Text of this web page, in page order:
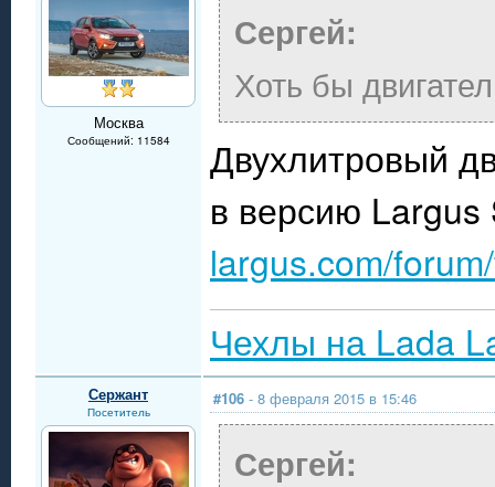
Москва
Сообщений: 11584
Сергей:
Хоть бы
Двухлитровый
в версию
largus.com/
Чехлы на Lada
Сержант
Посетитель
#106 - 8 февраля 2015 в 15:46
Сергей: